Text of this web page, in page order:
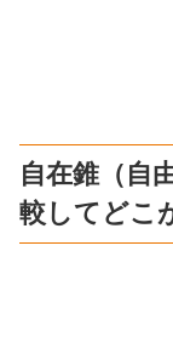
自在錐（自
較してどこ